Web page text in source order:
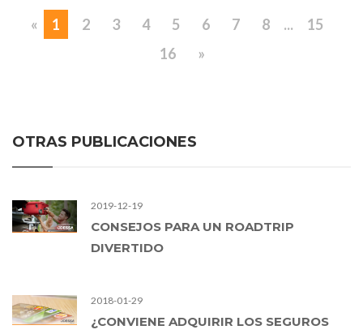
« 1 2 3 4 5 6 7 8 ...
15
16
»
OTRAS PUBLICACIONES
2019-12-19
CONSEJOS PARA UN ROADTRIP
DIVERTIDO
2018-01-29
¿CONVIENE ADQUIRIR LOS SEGUROS